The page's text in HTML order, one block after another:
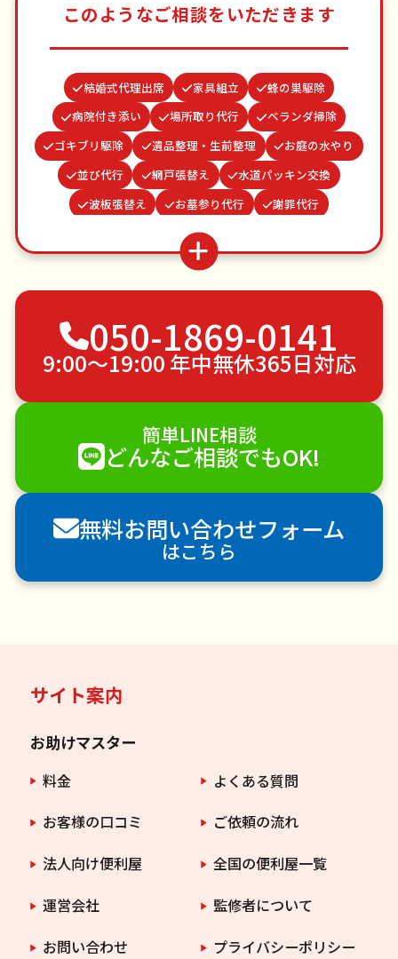
このようなご相談をいただきます
結婚式代理出席 家具組立
蜂の巣駆除
病院付き添い
場所取り代行
ベランダ掃除
ゴキブリ駆除
遺品整理・生前整理
お庭の水やり
並び代行
網戸張替え
水道パッキン交換
波板張替え
お墓参り代行
謝罪代行
クモの駆除
雨どい修理・掃除
物置解体
カーテンレール取り付け
不用品回収
ゴミ屋敷片付け
草刈り・草むしり
引っ越し
植木の剪定
植木の伐採
手すり取り付け
ペットのお世話
エアコンクリーニング
DIY・日曜大工
ハウスクリーニング
雪かき・雪下ろし
襖（ふすま）の張替え
空き家管理
各種代行
害獣駆除
防草シート施工
ナメクジ駆除
害虫駆除
050-1869-0141
9:00〜19:00 年中無休365日対応
簡単LINE相談
どんなご相談でもOK!
無料お問い合わせフォーム
はこちら
サイト案内
お助けマスター
料金
よくある質問
お客様の口コミ
ご依頼の流れ
法人向け便利屋
全国の便利屋一覧
運営会社
監修者について
お問い合わせ
プライバシーポリシー